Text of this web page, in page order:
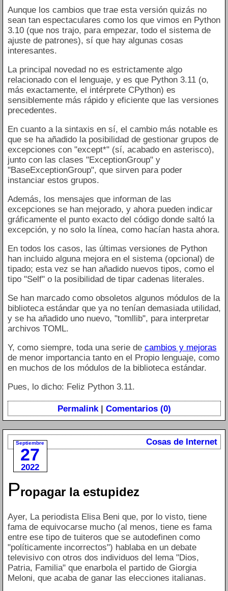
Aunque los cambios que trae esta versión quizás no
sean tan espectaculares como los que vimos en Python
3.10 (que nos trajo, para empezar, todo el sistema de
ajuste de patrones), sí que hay algunas cosas
interesantes.
La principal novedad no es estrictamente algo
relacionado con el lenguaje, y es que Python 3.11 (o,
más exactamente, el intérprete CPython) es
sensiblemente más rápido y eficiente que las versiones
precedentes.
En cuanto a la sintaxis en sí, el cambio más notable es
que se ha añadido la posibilidad de gestionar grupos de
excepciones con "except*" (sí, acabado en asterisco),
junto con las clases "ExceptionGroup" y
"BaseExceptionGroup", que sirven para poder
instanciar estos grupos.
Además, los mensajes que informan de las
excepciones se han mejorado, y ahora pueden indicar
gráficamente el punto exacto del código donde saltó la
excepción, y no solo la línea, como hacían hasta ahora.
En todos los casos, las últimas versiones de Python
han incluido alguna mejora en el sistema (opcional) de
tipado; esta vez se han añadido nuevos tipos, como el
tipo "Self" o la posibilidad de tipar cadenas literales.
Se han marcado como obsoletos algunos módulos de la
biblioteca estándar que ya no tenían demasiada utilidad,
y se ha añadido uno nuevo, "tomllib", para interpretar
archivos TOML.
Y, como siempre, toda una serie de cambios y mejoras
de menor importancia tanto en el Propio lenguaje, como
en muchos de los módulos de la biblioteca estándar.
Pues, lo dicho: Feliz Python 3.11.
Permalink| Comentarios (0)
Septiembre
27
2022
Cosas de Internet
Propagar la estupidez
Ayer, La periodista Elisa Beni que, por lo visto, tiene
fama de equivocarse mucho (al menos, tiene es fama
entre ese tipo de tuiteros que se autodefinen como
"políticamente incorrectos") hablaba en un debate
televisivo con otros dos individuos del lema "Dios,
Patria, Familia" que enarbola el partido de Giorgia
Meloni, que acaba de ganar las elecciones italianas.